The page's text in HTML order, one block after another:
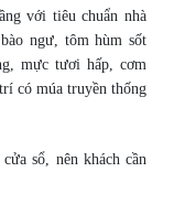
với tiêu chuẩn nhà
ngư, tôm hùm sốt
mực tươi hấp, cơm
có múa truyền thống
sổ, nên khách cần